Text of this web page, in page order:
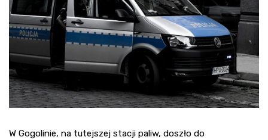
W Gogolinie, na tutejszej stacji paliw, doszło do